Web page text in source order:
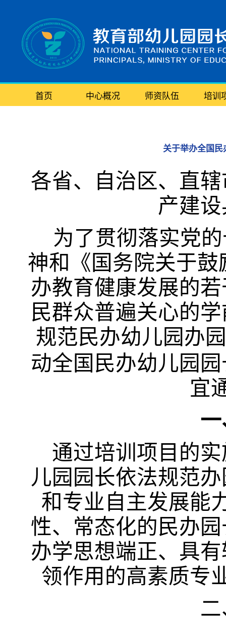
首页 中心概况 师资队伍 培训
关于举办全国
各省、自治区、直
产建
为了贯彻落实党
神和《国务院关于
办教育健康发展的
民群众普遍关心的
规范民办幼儿园办
动全国民办幼儿园
宜
通过培训项目的
儿园园长依法规范
和专业自主发展能
性、常态化的民办
办学思想端正、具
领作用的高素质专